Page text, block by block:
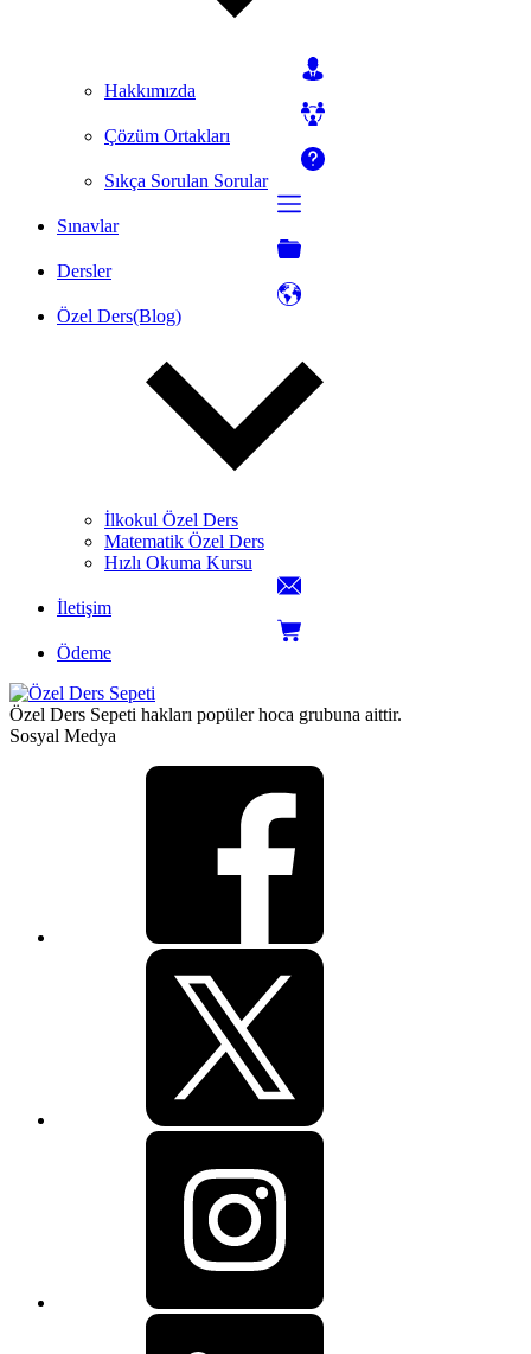
Hakkımızda
Çözüm Ortakları
Sıkça Sorulan Sorular
Sınavlar
Dersler
Özel Ders(Blog)
İlkokul Özel Ders
Matematik Özel Ders
Hızlı Okuma Kursu
İletişim
Ödeme
Özel Ders Sepeti hakları popüler hoca grubuna aittir.
Sosyal Medya